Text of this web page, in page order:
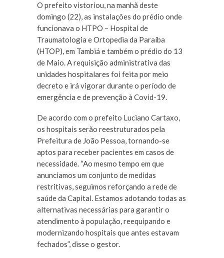
O prefeito vistoriou, na manhã deste
domingo (22), as instalações do prédio onde
funcionava o HTPO – Hospital de
Traumatologia e Ortopedia da Paraíba
(HTOP), em Tambiá e também o prédio do 13
de Maio. A requisição administrativa das
unidades hospitalares foi feita por meio
decreto e irá vigorar durante o período de
emergência e de prevenção à Covid-19.
De acordo com o prefeito Luciano Cartaxo,
os hospitais serão reestruturados pela
Prefeitura de João Pessoa, tornando-se
aptos para receber pacientes em casos de
necessidade. “Ao mesmo tempo em que
anunciamos um conjunto de medidas
restritivas, seguimos reforçando a rede de
saúde da Capital. Estamos adotando todas as
alternativas necessárias para garantir o
atendimento à população, reequipando e
modernizando hospitais que antes estavam
fechados”, disse o gestor.